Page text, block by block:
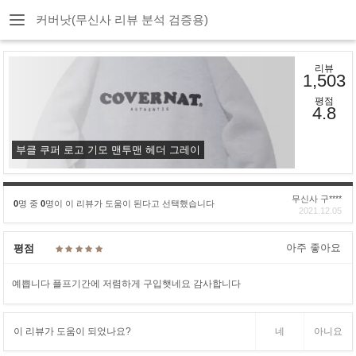
커버낫(무신사 리뷰 분석 검증용)
부클 쿠퍼 로고 기모 맨투맨 헤더 그레이
리뷰
1,503
평점
4.8
0명 중 0명이 이 리뷰가 도움이 된다고 선택했습니다
무신사 구****
2021.12.05
평점 아주 좋아요
예쁩니다 플프기간에 저렴하게 구입햇네요 감사합니다
이 리뷰가 도움이 되었나요? 네 아니요